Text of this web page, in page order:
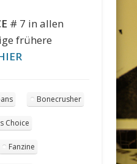
# 7 in allen
frühere
Bonecrusher
Choice
Fanzine